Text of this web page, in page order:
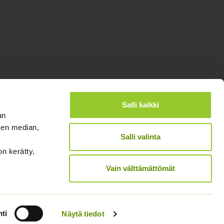
median,
kerätty,
Näytä tiedot
Salli kaikki
Salli valinta
Vain välttämättömät
Designed and Released by Rock My Business®